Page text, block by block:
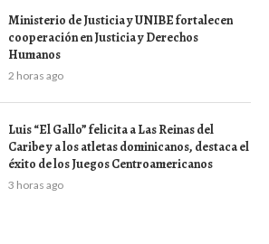
Ministerio de Justicia y UNIBE fortalecen
cooperación en Justicia y Derechos
Humanos
2 horas ago
Luis “El Gallo” felicita a Las Reinas del
Caribe y a los atletas dominicanos, destaca el
éxito de los Juegos Centroamericanos
3 horas ago